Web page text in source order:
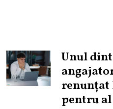
Unul
renunțat
pentru